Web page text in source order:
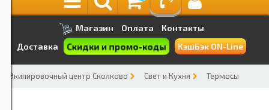
Магазин Оплата
Контакты
Доставка
Скидки и промо-коды КэшБэк ON-Line
Экипировочный центр Сколково Свет и Кухня Термосы